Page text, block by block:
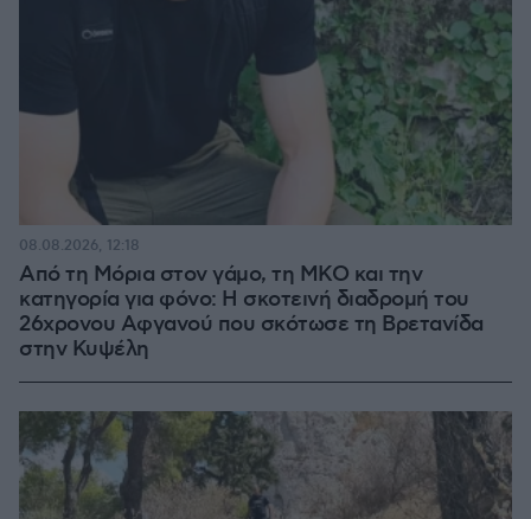
Από τη Μόρια στον γάμο, τη ΜΚΟ και την
κατηγορία για φόνο: Η σκοτεινή διαδρομή του
26χρονου Αφγανού που σκότωσε τη Βρετανίδα
στην Κυψέλη
08.08.2026, 12:18